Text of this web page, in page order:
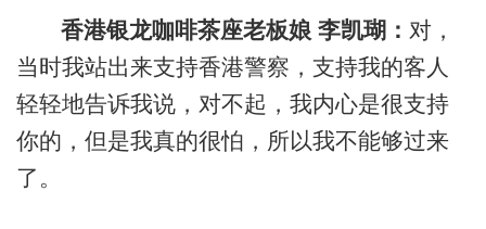
香港银龙咖啡茶座老板娘 李凯瑚： 对，
当时我站出来支持香港警察，支持我的客人
轻轻地告诉我说，对不起，我内心是很支持
你的，但是我真的很怕，所以我不能够过来
了。